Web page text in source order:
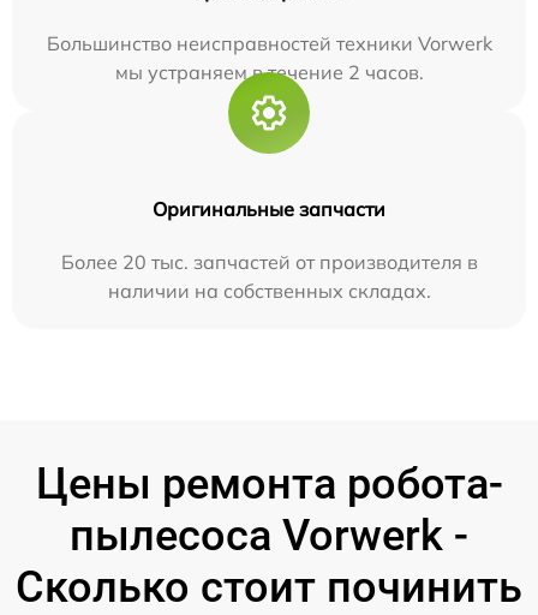
Большинство неисправностей техники Vorwerk
мы устраняем в течение 2 часов.
Оригинальные запчасти
Более 20 тыс. запчастей от производителя в
наличии на собственных складах.
Цены ремонта робота-
пылесоса Vorwerk -
Сколько стоит починить